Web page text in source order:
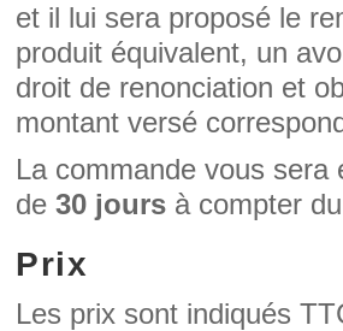
et il lui sera proposé le
produit équivalent, un
droit de renonciation et
montant versé
La commande vous sera
de 30 jours à compter
Prix
Les prix sont indiqués